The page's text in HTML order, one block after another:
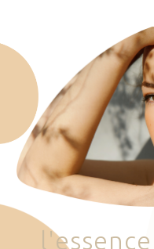
Soins
Je veux faire un bon
Plan d’accès
Prendre RDV
'essence